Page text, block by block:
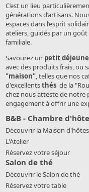
C’est un lieu
générations d’artisans.
espaces dans l’esprit
ateliers, guidés par un
familiale.
Savourez un petit
avec des produits frais, ou
"maison", telles que nos
d'excellentsthés de la
chez nous atteste de notre
engagement à offrir une
B&B - Chambre
Découvrir la Maison d'hôtes
L'Atelier
Réservez votre séjour
Salon de thé
Découvrir le Salon de thé
Réservez votre table